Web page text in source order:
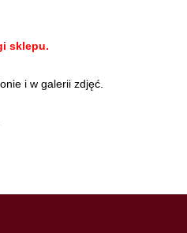
sklepu.
i w galerii zdjęć.